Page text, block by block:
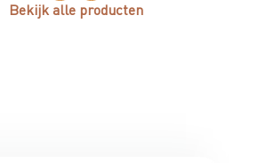
Bekijk alle producten